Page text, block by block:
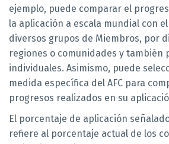
ejemplo, puede comparar el
la aplicación a escala mundial con
diversos grupos de Miembros, por
regiones o comunidades y también
individuales. Asimismo, puede
medida específica del AFC para
progresos realizados en su
El porcentaje de aplicación
refiere al porcentaje actual de los